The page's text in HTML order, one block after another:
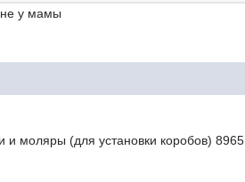
у мамы
и моляры (для установки коробов)